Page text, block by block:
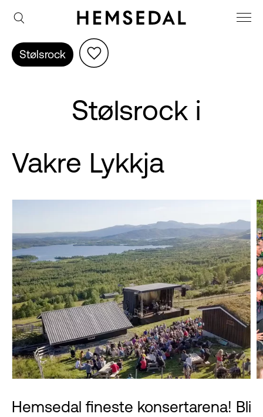
Stølsrock
Stølsrock i
Vakre Lykkja
Hemsedal fineste konsertarena! Bli